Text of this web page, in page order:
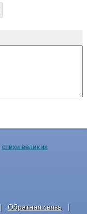
стихи великих
Обратная связь